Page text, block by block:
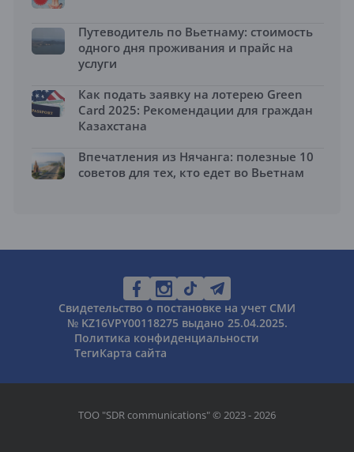
Путеводитель по Вьетнаму: стоимость
одного дня проживания и прайс на
услуги
Как подать заявку на лотерею Green
Card 2025: Рекомендации для граждан
Казахстана
Впечатления из Нячанга: полезные 10
советов для тех, кто едет во Вьетнам
Свидетельство о постановке на учет СМИ
№ KZ16VPY00118275 выдано 25.04.2025.
Политика конфиденциальности
ТегиКарта сайта
ТОО "SDR communications" © 2023 - 2026